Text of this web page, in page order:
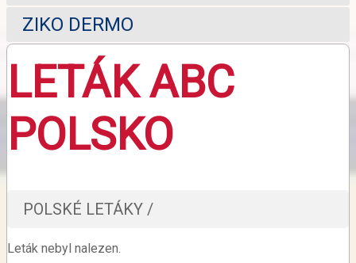
ZIKO DERMO
LETÁK ABC
POLSKO
POLSKÉ LETÁKY /
Leták nebyl nalezen.